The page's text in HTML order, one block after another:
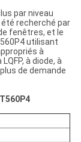
par niveau
recherché par
fenêtres, et le
utilisant
à
à diode, à
de demande